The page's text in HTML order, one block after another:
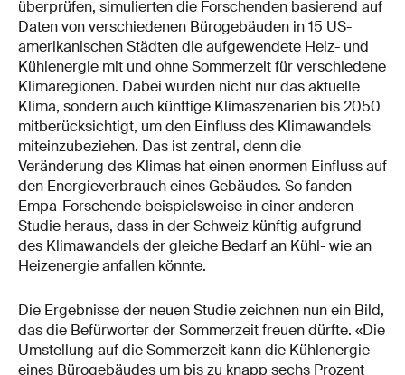
überprüfen, simulierten die Forschenden basierend auf
Daten von verschiedenen Bürogebäuden in 15 US-
amerikanischen Städten die aufgewendete Heiz- und
Kühlenergie mit und ohne Sommerzeit für verschiedene
Klimaregionen. Dabei wurden nicht nur das aktuelle
Klima, sondern auch künftige Klimaszenarien bis 2050
mitberücksichtigt, um den Einfluss des Klimawandels
miteinzubeziehen. Das ist zentral, denn die
Veränderung des Klimas hat einen enormen Einfluss auf
den Energieverbrauch eines Gebäudes. So fanden
Empa-Forschende beispielsweise in einer anderen
Studie heraus, dass in der Schweiz künftig aufgrund
des Klimawandels der gleiche Bedarf an Kühl- wie an
Heizenergie anfallen könnte.
Die Ergebnisse der neuen Studie zeichnen nun ein Bild,
das die Befürworter der Sommerzeit freuen dürfte. «Die
Umstellung auf die Sommerzeit kann die Kühlenergie
eines Bürogebäudes um bis zu knapp sechs Prozent